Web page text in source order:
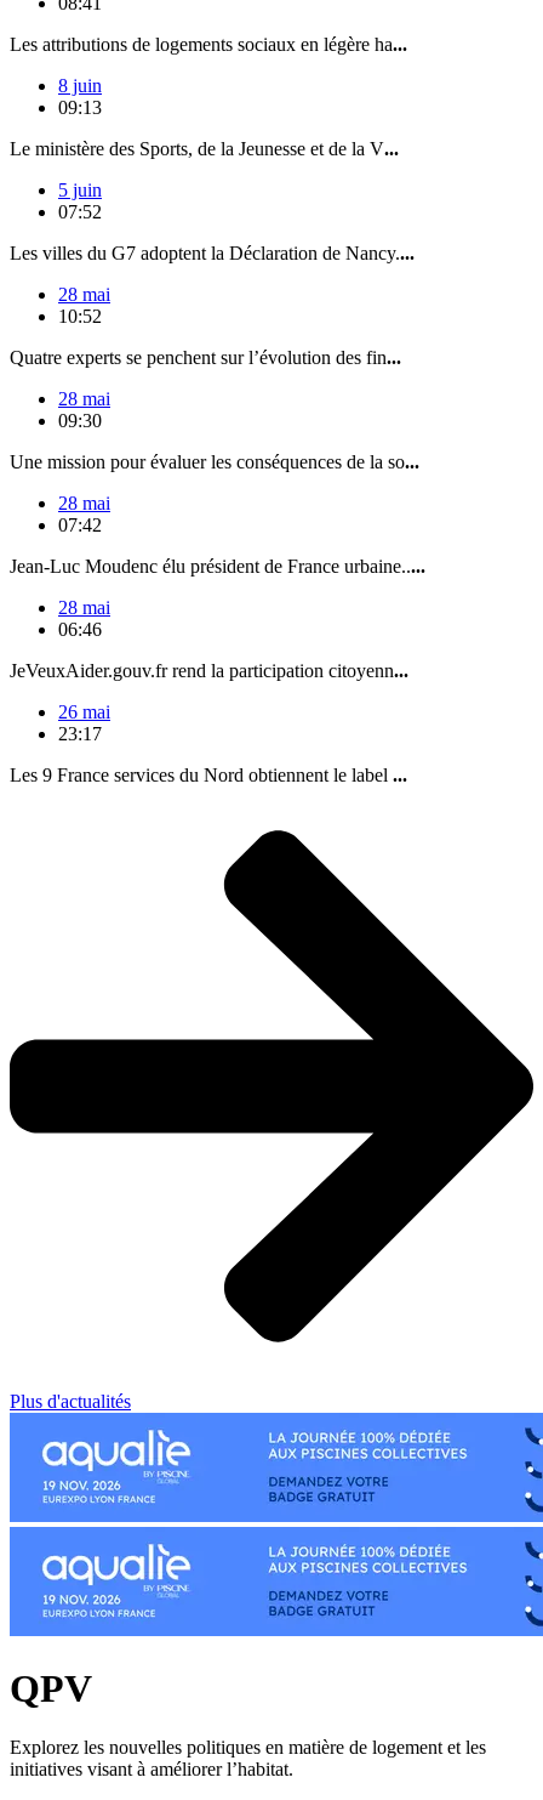
Les attributions de logements sociaux en légère ha...
8 juin
09:13
Le ministère des Sports, de la Jeunesse et de la V...
5 juin
07:52
Les villes du G7 adoptent la Déclaration de Nancy....
28 mai
10:52
Quatre experts se penchent sur l’évolution des fin...
28 mai
09:30
Une mission pour évaluer les conséquences de la so...
28 mai
07:42
Jean-Luc Moudenc élu président de France urbaine.....
28 mai
06:46
JeVeuxAider.gouv.fr rend la participation citoyenn...
26 mai
23:17
Les 9 France services du Nord obtiennent le label ...
Plus d'actualités
QPV
Explorez les nouvelles politiques en matière de logement et les
initiatives visant à améliorer l’habitat.